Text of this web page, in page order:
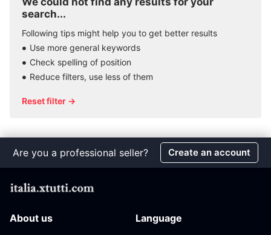
search...
Following tips might help you to get better results
Use more general keywords
Check spelling of position
Reduce filters, use less of them
Reset filter →
Are you a professional seller? Create an account
About us Language